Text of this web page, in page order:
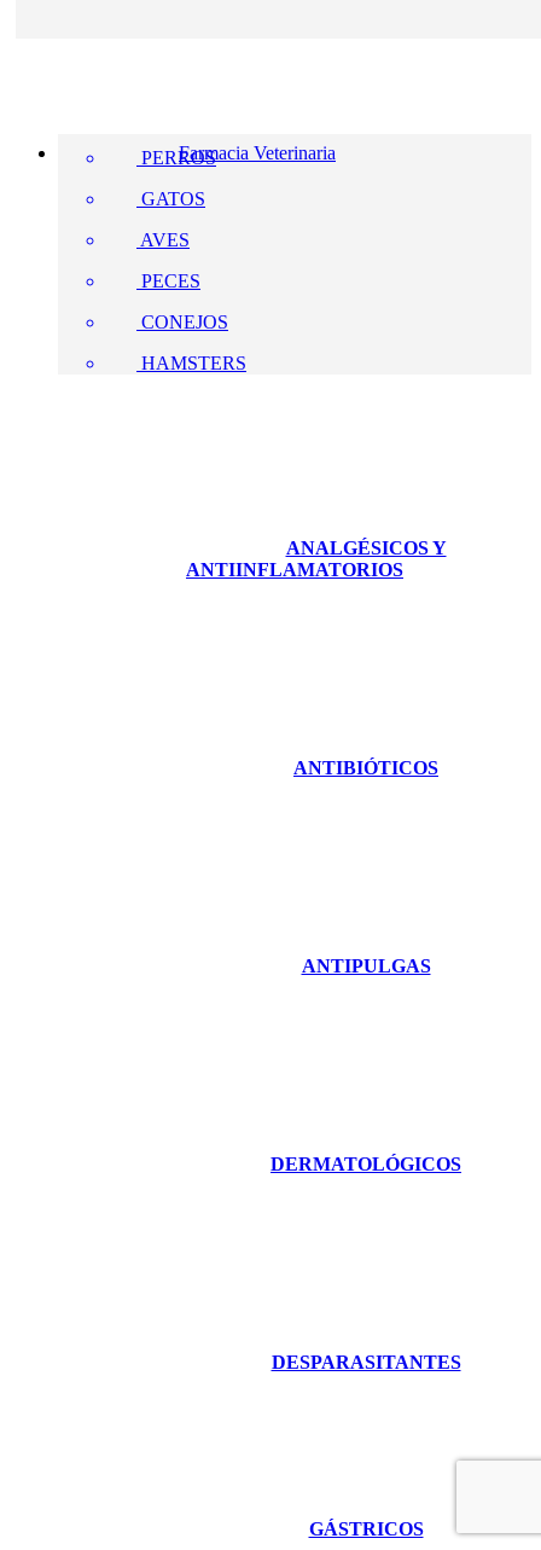
Farmacia Veterinaria
PERROS
GATOS
AVES
PECES
CONEJOS
HAMSTERS
ANALGÉSICOS Y
ANTIINFLAMATORIOS
ANTIBIÓTICOS
ANTIPULGAS
DERMATOLÓGICOS
DESPARASITANTES
GÁSTRICOS